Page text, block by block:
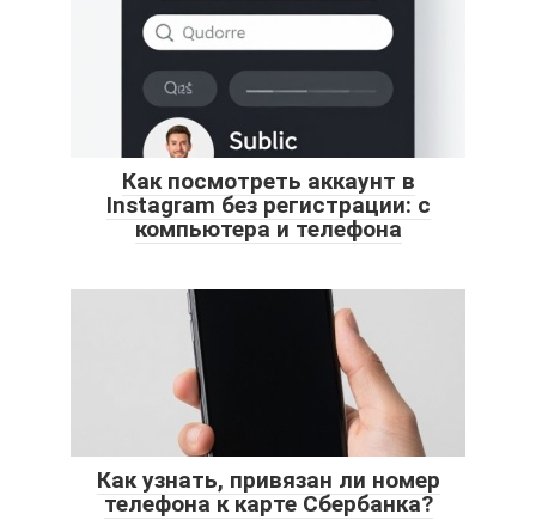
Как посмотреть аккаунт в
Instagram без регистрации: с
компьютера и телефона
Как узнать, привязан ли номер
телефона к карте Сбербанка?